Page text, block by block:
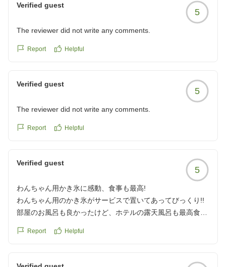
Verified guest
5
The reviewer did not write any comments.
Report Helpful
Verified guest
5
The reviewer did not write any comments.
Report Helpful
Verified guest
5
わんちゃん用かき氷に感動、食事も最高!
わんちゃん用のかき氷がサービスで置いてあってびっくり!!
部屋のお風呂も良かったけど、ホテルの露天風呂も最高食事
まりに行きたいです
Report Helpful